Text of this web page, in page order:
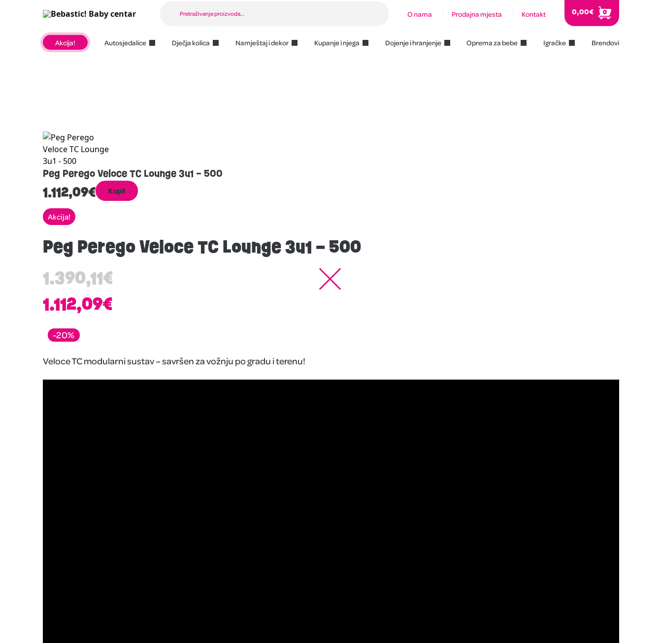
O nama Prodajna mjesta Kontakt 0,00€ 0
Akcija! Autosjedalice Dječja kolica Namještaj i dekor Kupanje i njega Dojenje i hranjenje Oprema za bebe Igračke Brendovi
Peg Perego Veloce TC Lounge 3u1 – 500
1.112,09€ Kupi!
Akcija!
Peg Perego Veloce TC Lounge 3u1 – 500
1.390,11€
1.112,09€
-20%
Veloce TC modularni sustav – savršen za vožnju po gradu i terenu!